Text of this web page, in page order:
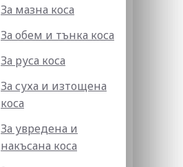
За мазна коса
За обем и тънка коса
За руса коса
За суха и изтощена
коса
За увредена и
накъсана коса